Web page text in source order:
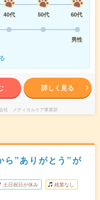
40代 50代
60代
男性
詳しく見る
社 メディカルケア事業部
ら”ありがとう”が
土日祝日が休み 残業なし